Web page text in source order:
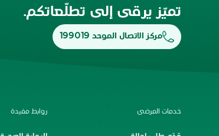
تميّز يرقى إلى تطلّعاتكم.
مركز الاتصال الموحد 199019
خدمات المرضى روابط مفيدة